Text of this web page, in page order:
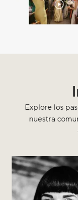
Explore los
nuestra